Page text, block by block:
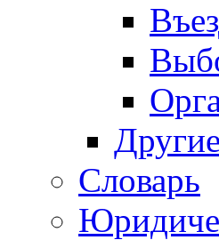
Другие
Словарь